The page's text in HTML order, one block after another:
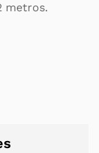
metros.